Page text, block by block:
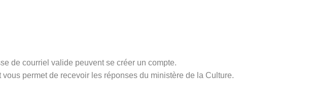
de courriel valide peuvent se créer un compte.
permet de recevoir les réponses du ministère de la Culture.